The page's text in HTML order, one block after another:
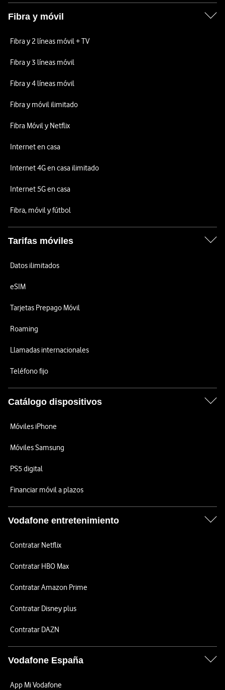
Fibra y móvil
Fibra y 2 líneas móvil + TV
Fibra y 3 líneas móvil
Fibra y 4 líneas móvil
Fibra y móvil ilimitado
Fibra Móvil y Netflix
Internet en casa
Internet 4G en casa ilimitado
Internet 5G en casa
Fibra, móvil y fútbol
Tarifas móviles
Datos ilimitados
eSIM
Tarjetas Prepago Móvil
Roaming
Llamadas internacionales
Teléfono fijo
Catálogo dispositivos
Móviles iPhone
Móviles Samsung
PS5 digital
Financiar móvil a plazos
Vodafone entretenimiento
Contratar Netflix
Contratar HBO Max
Contratar Amazon Prime
Contratar Disney plus
Contratar DAZN
Vodafone España
App Mi Vodafone